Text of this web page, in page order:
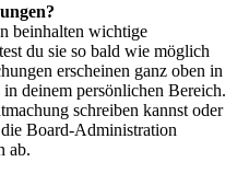
beinhalten wichtige
du sie so bald wie möglich
erscheinen ganz oben in
deinem persönlichen Bereich.
schreiben kannst oder
Board-Administration
ab.